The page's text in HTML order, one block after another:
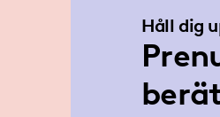
Håll dig